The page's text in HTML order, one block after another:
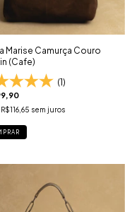
Marise Camurça Couro
(Cafe)
(1)
R$116,65 sem juros